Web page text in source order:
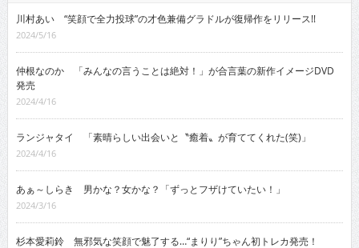
川村あい “笑顔で全力投球”の才色兼備グラドルが復帰作をリリース!!
2024/5/16
仲根なのか 「みんなの言うことは絶対！」が合言葉の新作イメージDVD
発売
2024/4/16
ランジャタイ 「素晴らしい出会いと〝癒着〟が育ててくれた(笑)」
2024/4/16
あぁ～しらき 男かな？女かな？「ずっとフザけていたい！」
2024/3/16
杉本愛莉鈴 無邪気な笑顔で魅了する…“まりり”ちゃん初トレカ発売！